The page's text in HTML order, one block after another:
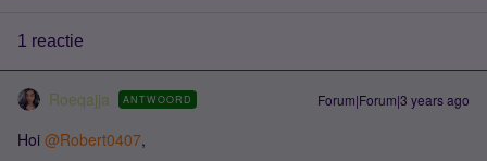
1 reactie
Roeqajja ANTWOORD Forum|Forum|3 years ago
Hoi @Robert0407,